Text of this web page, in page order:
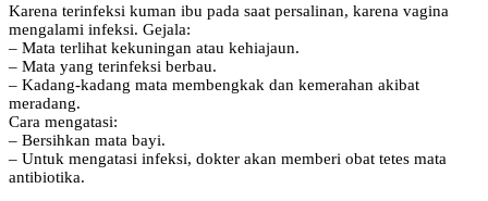
Karena terinfeksi kuman ibu pada saat persalinan, karena vagina
mengalami infeksi. Gejala:
– Mata terlihat kekuningan atau kehiajaun.
– Mata yang terinfeksi berbau.
– Kadang-kadang mata membengkak dan kemerahan akibat
meradang.
Cara mengatasi:
– Bersihkan mata bayi.
– Untuk mengatasi infeksi, dokter akan memberi obat tetes mata
antibiotika.